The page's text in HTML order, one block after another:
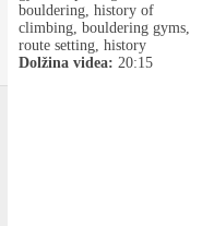
bouldering, history of
climbing, bouldering gyms,
route setting, history
Dolžina videa: 20:15